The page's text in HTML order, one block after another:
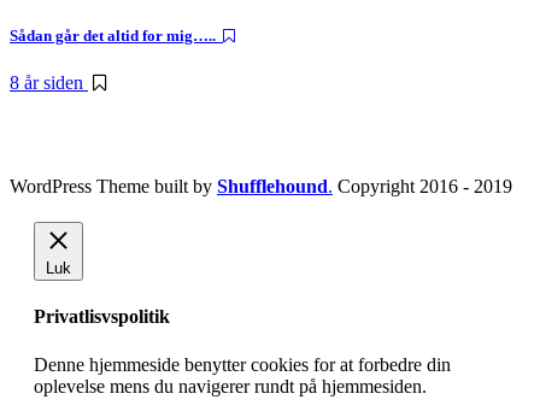
Sådan går det altid for mig…..
8 år siden
WordPress Theme built by Shufflehound. Copyright 2016 - 2019
Luk
Privatlisvspolitik
Denne hjemmeside benytter cookies for at forbedre din
oplevelse mens du navigerer rundt på hjemmesiden.